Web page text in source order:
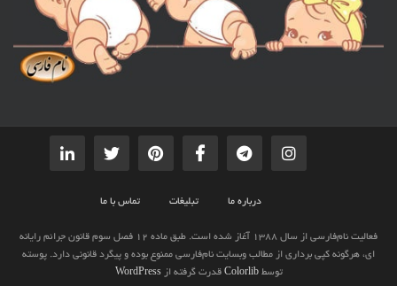
درباره ما تبلیغات تماس با ما
فعالیت نام‌فارسی از سال 1388 آغاز شده است. طبق ماده 12 فصل سوم قانون جرائم رایانه
ای، هرگونه کپی برداری از مطالب وبسایت نام‌فارسی ممنوع بوده و پیگرد قانونی دارد. پوسته
توسطColorlib قدرت گرفته ازWordPress